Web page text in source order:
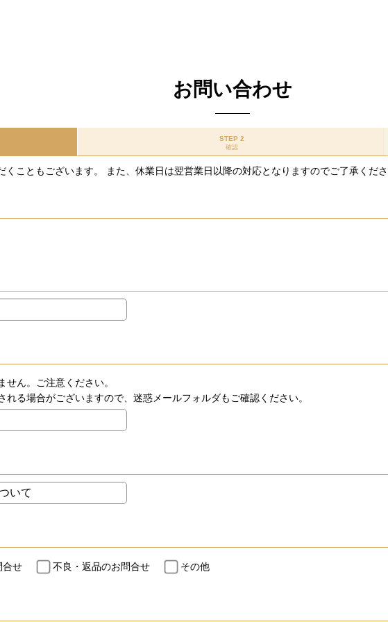
お問い合わせ
STEP 2
確認
こともございます。 また、休業日は翌営業日以降の対応となりますのでご了承くださ
ん。ご注意ください。
る場合がございますので、迷惑メールフォルダもご確認ください。
合せ 不良・返品のお問合せ その他